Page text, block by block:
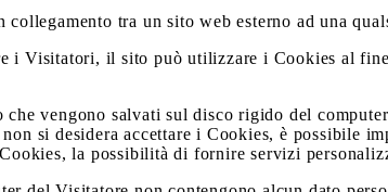
collegamento tra un sito web esterno ad una
i Visitatori, il sito può utilizzare i Cookies al
vengono salvati sul disco rigido del
non si desidera accettare i Cookies, è
la possibilità di fornire servizi